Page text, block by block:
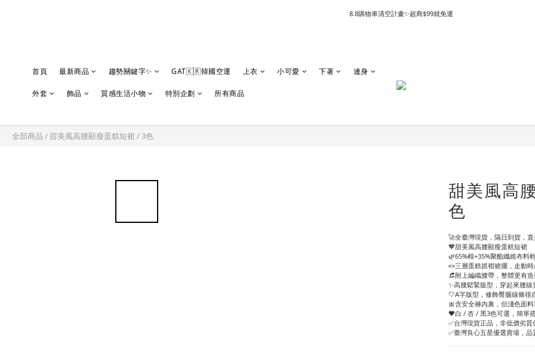
8.8購物車清空計畫✨超商$99就免運
首頁 最新商品 趨勢關鍵字✨ GAT🇰🇷韓國空運 上衣 小可愛 下著 連身
外套 飾品 質感生活小物 特別企劃 所有商品
全部商品 /甜美風高腰顯瘦蛋糕短裙 / 3色
甜美風高
色
🚀全臺灣現貨，隔日到貨，
🧡甜美風高腰顯瘦蛋糕短裙
🌿65%棉+35%聚酯纖維布料
🍬三層蛋糕抓褶裙擺，走動
👒附上編織腰帶，整體更有
✨高腰鬆緊版型，穿起來腰線
🤍A字版型，修飾臀腿線條很
🎀含安全褲內裏，但淺色面
🖤白 / 杏 / 黑3色可選，簡單
✅台灣現貨正品，非低價劣質
✅臺灣良心五星優選賣場，